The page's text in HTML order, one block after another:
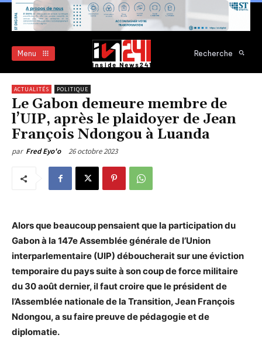
Menu Recherche
ACTUALITÉS POLITIQUE
Le Gabon demeure membre de
l’UIP, après le plaidoyer de Jean
François Ndongou à Luanda
par Fred Eyo'o 26 octobre 2023
Alors que beaucoup pensaient que la participation du
Gabon à la 147e Assemblée générale de l’Union
interparlementaire (UIP) déboucherait sur une éviction
temporaire du pays suite à son coup de force militaire
du 30 août dernier, il faut croire que le président de
l’Assemblée nationale de la Transition, Jean François
Ndongou, a su faire preuve de pédagogie et de
diplomatie.